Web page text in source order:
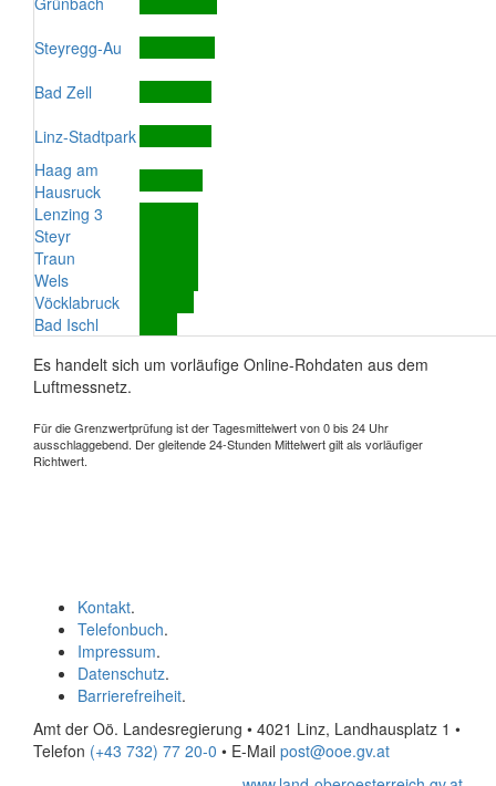
Steyregg-Au
Bad Zell
Linz-Stadtpark
Haag am
Hausruck
Lenzing 3
Steyr
Traun
Wels
Vöcklabruck
Bad Ischl
Es handelt sich um vorläufige Online-Rohdaten aus dem
Luftmessnetz.
Für die Grenzwertprüfung ist der Tagesmittelwert von 0 bis 24 Uhr
ausschlaggebend. Der gleitende 24-Stunden Mittelwert gilt als vorläufiger
Richtwert.
Kontakt.
Telefonbuch.
Impressum.
Datenschutz.
Barrierefreiheit.
Amt der Oö. Landesregierung • 4021 Linz, Landhausplatz 1 •
Telefon (+43 732) 77 20-0 • E-Mail post@ooe.gv.at